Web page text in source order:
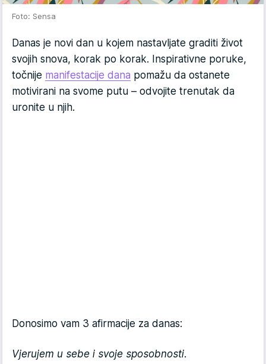
Foto: Sensa
Danas je novi dan u kojem nastavljate graditi život
svojih snova, korak po korak. Inspirativne poruke,
točnije manifestacije dana pomažu da ostanete
motivirani na svome putu – odvojite trenutak da
uronite u njih.
Donosimo vam 3 afirmacije za danas:
Vjerujem u sebe i svoje sposobnosti.